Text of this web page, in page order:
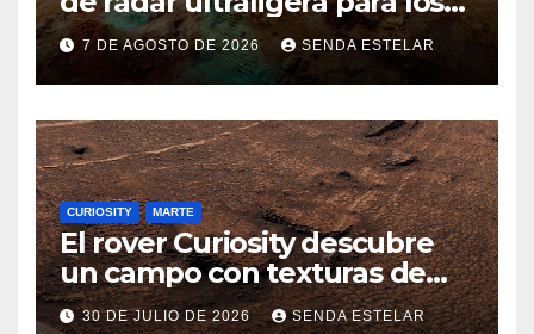
helicópteros SkyFall Mars
7 DE AGOSTO DE 2026 SENDA ESTELAR
CURIOSITY MARTE
El rover Curiosity descubre
un campo con texturas de
panal
30 DE JULIO DE 2026 SENDA ESTELAR